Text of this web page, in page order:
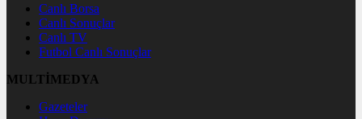
Canlı Borsa
Canlı Sonuçlar
Canlı TV
Futbol Canlı Sonuçlar
MULTİMEDYA
Gazeteler